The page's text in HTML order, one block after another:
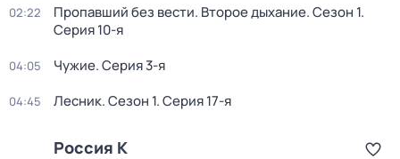
02:22 Пропавший без вести. Второе дыхание. Сезон 1.
Серия 10-я
04:05 Чужие. Серия 3-я
04:45 Лесник. Сезон 1. Серия 17-я
Россия К